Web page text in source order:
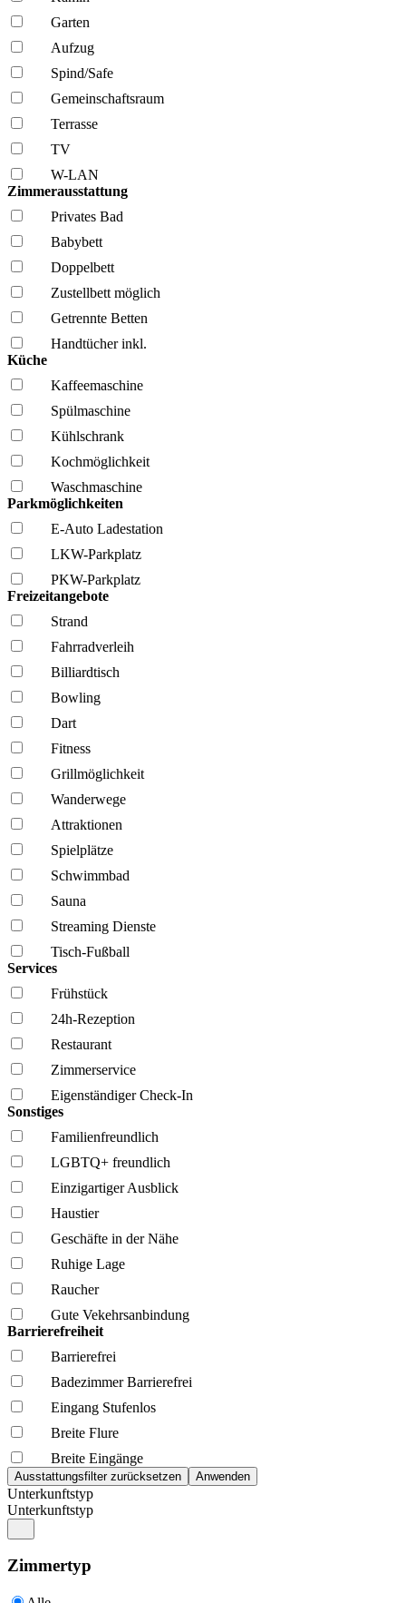
Garten
Aufzug
Spind/Safe
Gemeinschafts­raum
Terrasse
TV
W-LAN
Zimmerausstattung
Privates Bad
Babybett
Doppelbett
Zustellbett möglich
Getrennte Betten
Handtücher inkl.
Küche
Kaffee­maschine
Spül­maschine
Kühl­schrank
Kochmöglich­keit
Wasch­maschine
Parkmöglichkeiten
E-Auto Ladestation
LKW-Parkplatz
PKW-Parkplatz
Freizeitangebote
Strand
Fahrrad­verleih
Billiardtisch
Bowling
Dart
Fitness
Grillmöglich­keit
Wanderwege
Attraktionen
Spielplätze
Schwimmbad
Sauna
Streaming Dienste
Tisch-Fußball
Services
Frühstück
24h-Rezeption
Restaurant
Zimmerservice
Eigenständiger Check-In
Sonstiges
Familien­freundlich
LGBTQ+ freundlich
Einzigartiger Ausblick
Haustier
Geschäfte in der Nähe
Ruhige Lage
Raucher
Gute Vekehrsanbindung
Barrierefreiheit
Barrierefrei
Badezimmer Barrierefrei
Eingang Stufenlos
Breite Flure
Breite Eingänge
Unterkunftstyp
Unterkunftstyp
Zimmertyp